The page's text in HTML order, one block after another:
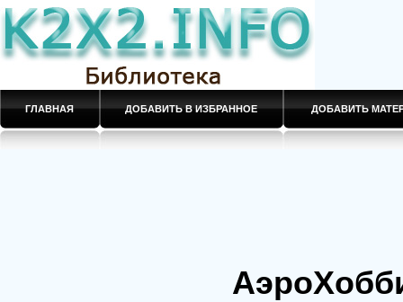
ГЛАВНАЯ ДОБАВИТЬ В ИЗБРАННОЕ ДОБАВИТЬ